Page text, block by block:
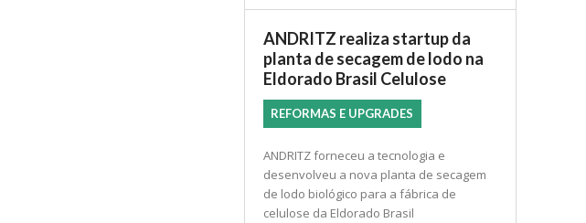
ANDRITZ realiza startup da
planta de secagem de lodo na
Eldorado Brasil Celulose
REFORMAS E UPGRADES
ANDRITZ forneceu a tecnologia e
desenvolveu a nova planta de secagem
de lodo biológico para a fábrica de
celulose da Eldorado Brasil